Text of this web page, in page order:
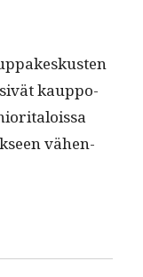
kaup­po­
vähen­